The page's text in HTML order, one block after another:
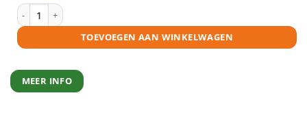
Epson 26 (T2601) inktcartridge zwart huismerk aantal
TOEVOEGEN AAN WINKELWAGEN
MEER INFO